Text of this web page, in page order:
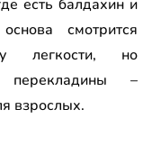
есть балдахин и
смотрится
легкости, но
перекладины –
взрослых.